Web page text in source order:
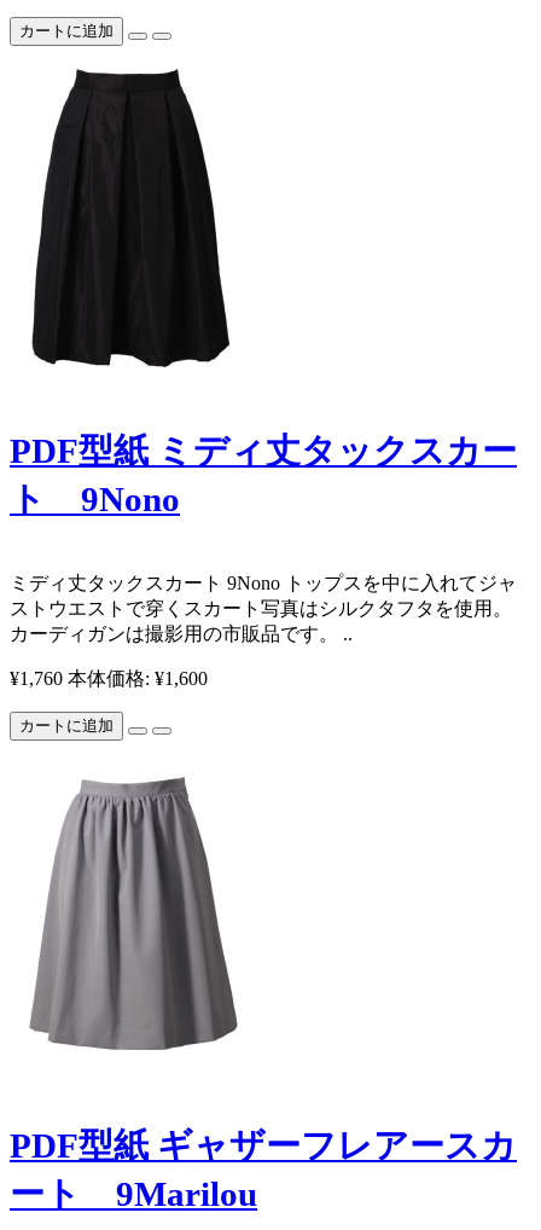
カートに追加
PDF型紙 ミディ丈タックスカー
ト 9Nono
​ ミディ丈タックスカート 9Nono トップスを中に入れてジャ
ストウエストで穿くスカート ​ 写真はシルクタフタを使用。
カーディガンは撮影用の市販品です。 ..
¥1,760 本体価格: ¥1,600
カートに追加
PDF型紙 ギャザーフレアースカ
ート 9Marilou